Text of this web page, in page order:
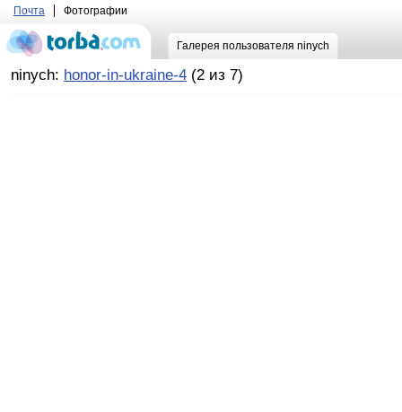
Почта Фотографии
Галерея пользователя ninych
ninych: honor-in-ukraine-4 (2 из 7)